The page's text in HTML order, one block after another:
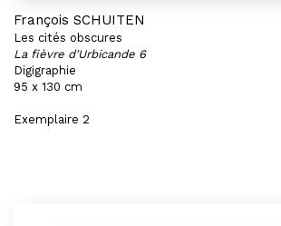
François SCHUITEN
Les cités obscures
La fièvre d'Urbicande 6
Digigraphie
95 x 130 cm
Exemplaire 2